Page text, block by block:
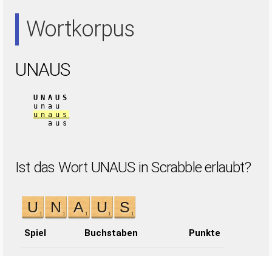
Wortkorpus
UNAUS
UNAUS
unau
unaus
aus
Ist das Wort UNAUS in Scrabble erlaubt?
Spiel Buchstaben Punkte